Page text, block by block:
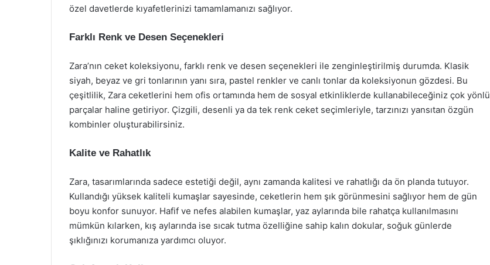
özel davetlerde kıyafetlerinizi tamamlamanızı sağlıyor.
Farklı Renk ve Desen Seçenekleri
Zara’nın ceket koleksiyonu, farklı renk ve desen seçenekleri ile zenginleştirilmiş durumda. Klasik
siyah, beyaz ve gri tonlarının yanı sıra, pastel renkler ve canlı tonlar da koleksiyonun gözdesi. Bu
çeşitlilik, Zara ceketlerini hem ofis ortamında hem de sosyal etkinliklerde kullanabileceğiniz çok yönlü
parçalar haline getiriyor. Çizgili, desenli ya da tek renk ceket seçimleriyle, tarzınızı yansıtan özgün
kombinler oluşturabilirsiniz.
Kalite ve Rahatlık
Zara, tasarımlarında sadece estetiği değil, aynı zamanda kalitesi ve rahatlığı da ön planda tutuyor.
Kullandığı yüksek kaliteli kumaşlar sayesinde, ceketlerin hem şık görünmesini sağlıyor hem de gün
boyu konfor sunuyor. Hafif ve nefes alabilen kumaşlar, yaz aylarında bile rahatça kullanılmasını
mümkün kılarken, kış aylarında ise sıcak tutma özelliğine sahip kalın dokular, soğuk günlerde
şıklığınızı korumanıza yardımcı oluyor.